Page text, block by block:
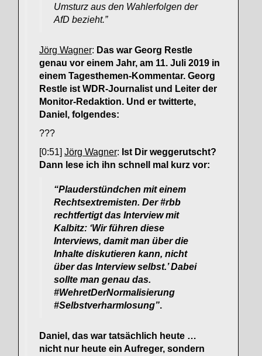
Umsturz aus den Wahlerfolgen der
AfD bezieht.”
Jörg Wagner: Das war Georg Restle
genau vor einem Jahr, am 11. Juli 2019 in
einem Tagesthemen-Kommentar. Georg
Restle ist WDR-Journalist und Leiter der
Monitor-Redaktion. Und er twitterte,
Daniel, folgendes:
???
[0:51] Jörg Wagner: Ist Dir weggerutscht?
Dann lese ich ihn schnell mal kurz vor:
“Plauderstündchen mit einem
Rechtsextremisten. Der #rbb
rechtfertigt das Interview mit
Kalbitz: ‘Wir führen diese
Interviews, damit man über die
Inhalte diskutieren kann, nicht
über das Interview selbst.’ Dabei
sollte man genau das.
#WehretDerNormalisierung
#Selbstverharmlosung”.
Daniel, das war tatsächlich heute …
nicht nur heute ein Aufreger, sondern